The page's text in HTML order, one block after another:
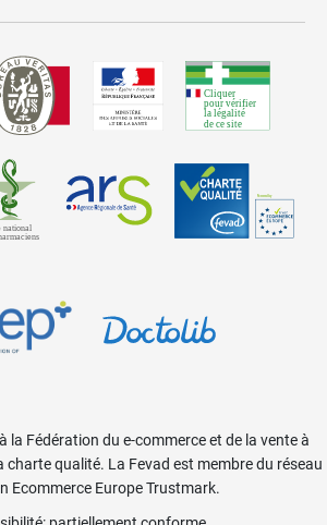
la Fédération du e-commerce et de la vente à
charte qualité. La Fevad est membre du réseau
Ecommerce Europe Trustmark.